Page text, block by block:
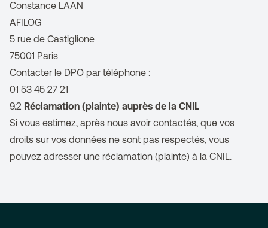
Constance LAAN
AFILOG
5 rue de Castiglione
75001 Paris
Contacter le DPO par téléphone :
01 53 45 27 21
9.2 Réclamation (plainte) auprès de la CNIL
Si vous estimez, après nous avoir contactés, que vos
droits sur vos données ne sont pas respectés, vous
pouvez adresser une réclamation (plainte) à la CNIL.